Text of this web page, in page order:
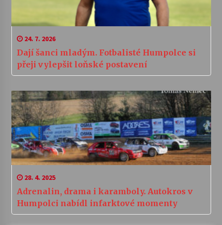
24. 7. 2026
Dají šanci mladým. Fotbalisté Humpolce si
přeji vylepšit loňské postavení
28. 4. 2025
Adrenalin, drama i karamboly. Autokros v
Humpolci nabídl infarktové momenty